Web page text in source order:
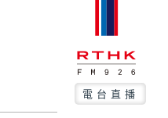
電台直播